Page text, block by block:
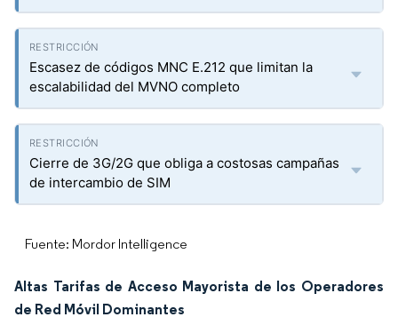
Escasez de códigos MNC E.212 que limitan la
escalabilidad del MVNO completo
Cierre de 3G/2G que obliga a costosas campañas
de intercambio de SIM
Fuente: Mordor Intelligence
Altas Tarifas de Acceso Mayorista de los Operadores
de Red Móvil Dominantes